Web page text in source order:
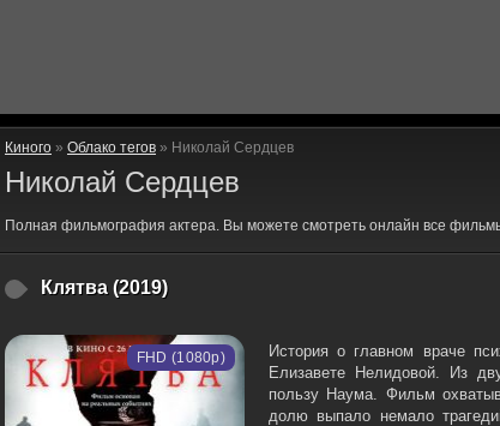
Киного » Облако тегов » Николай Сердцев
Николай Сердцев
Полная фильмография актера. Вы можете смотреть онлайн все
Клятва (2019)
FHD (1080p)
История о главном враче
Елизавете Нелидовой. Из
пользу Наума. Фильм
долю выпало немало